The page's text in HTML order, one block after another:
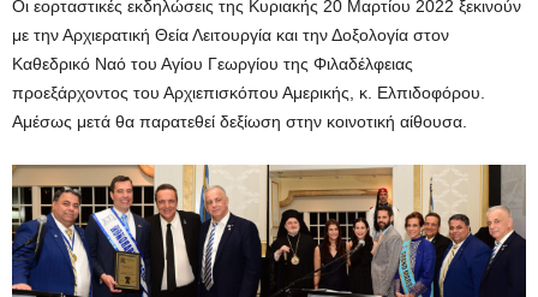
Οι εορταστικές εκδηλώσεις της Κυριακής 20 Μαρτίου 2022 ξεκινούν
με την Αρχιερατική Θεία Λειτουργία και την Δοξολογία στον
Καθεδρικό Ναό του Αγίου Γεωργίου της Φιλαδέλφειας
προεξάρχοντος του Αρχιεπισκόπου Αμερικής, κ. Ελπιδοφόρου.
Αμέσως μετά θα παρατεθεί δεξίωση στην κοινοτική αίθουσα.